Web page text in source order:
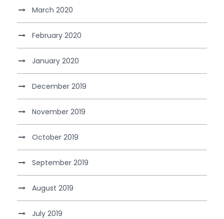
March 2020
February 2020
January 2020
December 2019
November 2019
October 2019
September 2019
August 2019
July 2019